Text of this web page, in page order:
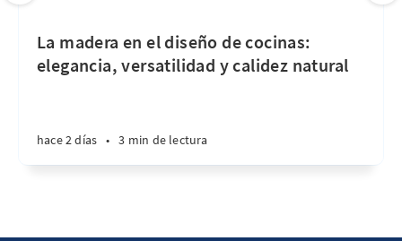
La madera en el diseño de cocinas:
elegancia, versatilidad y calidez natural
hace 2 días • 3 min de lectura